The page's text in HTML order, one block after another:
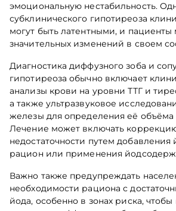
эмоциональную нестабильность.
субклинического гипотиреоза
могут быть латентными, и
значительных изменений в своем
Диагностика диффузного зоба и
гипотиреоза обычно включает
анализы крови на уровни ТТГ и
а также ультразвуковое
железы для определения её объёма
Лечение может включать
недостаточности путем добавления
рацион или применения
Важно также предупреждать
необходимости рациона с
йода, особенно в зонах риска,